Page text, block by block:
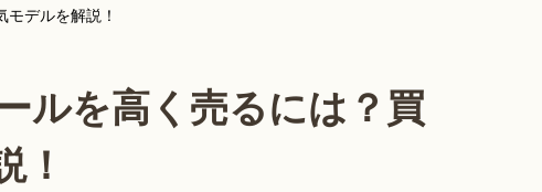
デルを解説！
ルを高く売るには？買
！